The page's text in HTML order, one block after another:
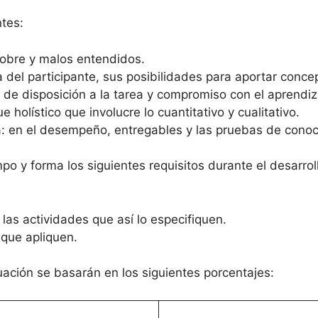
y malos entendidos.
del participante, sus posibilidades para aportar
disposición a la tarea y compromiso con el
holístico que involucre lo cuantitativo y cualitativo.
en el desempeño, entregables y las pruebas de
y forma los siguientes requisitos durante el
actividades que así lo especifiquen.
apliquen.
se basarán en los siguientes porcentajes: